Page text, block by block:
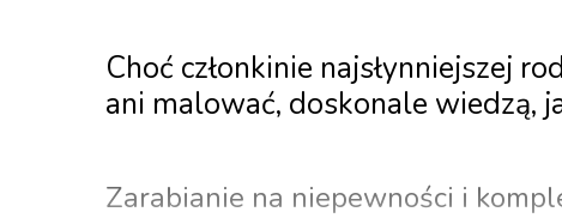
Choć członkinie najsłynniejszej
ani malować, doskonale wiedzą,
Zarabianie na niepewności i